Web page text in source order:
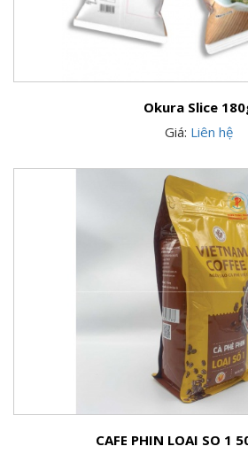
Okura Slice
Giá: Liên hệ
CAFE PHIN LOAI SO 1